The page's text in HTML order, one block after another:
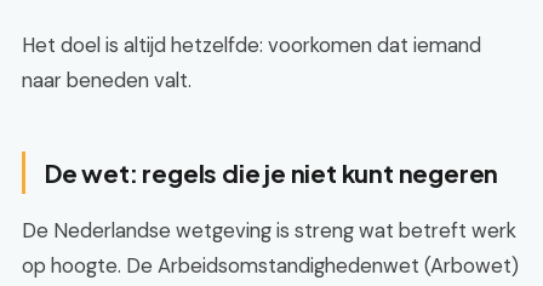
Het doel is altijd hetzelfde: voorkomen dat iemand
naar beneden valt.
De wet: regels die je niet kunt negeren
De Nederlandse wetgeving is streng wat betreft werk
op hoogte. De Arbeidsomstandighedenwet (Arbowet)